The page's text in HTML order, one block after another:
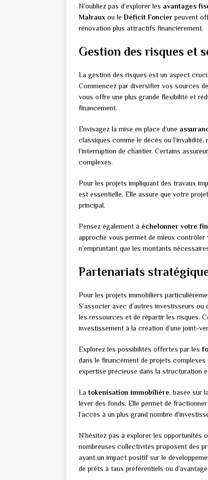
N’oubliez pas d’explorer les avantages
Malraux ou le Déficit Foncierpeuvent
rénovation plus attractifs financièrement.
Gestion des risques et
La gestion des risques est un aspect
Commencez par diversifier vos sources
vous offre une plus grande flexibilité et
financement.
Envisagez la mise en place d’une
classiques comme le décès ou
l’interruption de chantier. Certains
complexes.
Pour les projets impliquant des travaux
est essentielle. Elle assure que votre
principal.
Pensez également à échelonner votre
approche vous permet de mieux
n’empruntant que les montants
Partenariats
Pour les projets immobiliers
S’associer avec d’autres investisseurs
les ressources et de répartir les risques.
investissement à la création d’une joint-
Explorez les possibilités offertes par les
dans le financement de projets
expertise précieuse dans la structuration
La tokenisation immobilière, basée sur
lever des fonds. Elle permet de
l’accès à un plus grand nombre
N’hésitez pas à explorer les opportunités
nombreuses collectivités proposent des
ayant un impact positif sur le
de prêts à taux préférentiels ou